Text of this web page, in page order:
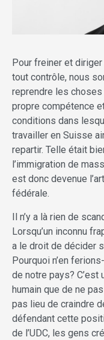
Pour freiner et
tout contrôle, nous
reprendre les
propre compétence
conditions dans
travailler en Suisse
repartir. Telle était
l’immigration de
est donc devenue
fédérale.
Il n’y a là rien de
Lorsqu’un inconnu
a le droit de décider
Pourquoi n’en
de notre pays?
humain que de ne
pas lieu de craindre
défendant cette
de l’UDC, les gens